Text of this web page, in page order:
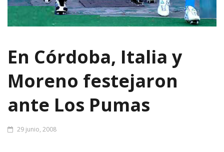
En Córdoba, Italia y
Moreno festejaron
ante Los Pumas
29 junio, 2008